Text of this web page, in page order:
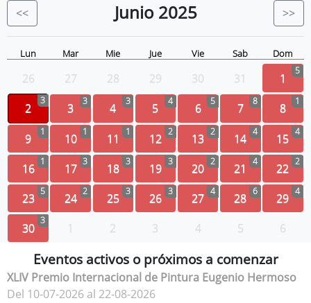
Eventos
<< Junio 2025 >>
Lun Mar Mie Jue Vie Sab Dom
26 27 28 29 30 31 1 5
2
3
3 3 4 3 5 4 6 5 7 8 8 1
9 1 10 1 11 1 12 2 13 2 14 4 15 4
16 1 17 3 18 3 19 3 20 2 21 4 22 2
23 5 24 2 25 3 26 3 27 4 28 6 29 4
30 3 1 2 3 4 5 6
Eventos activos o próximos a comenzar
XLIV Premio Internacional de Pintura Eugenio Hermoso
Del 10-07-2026 al 22-08-2026